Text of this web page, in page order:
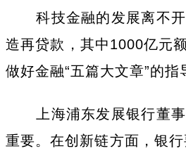
科技金融的发展离不
造再贷款，其中1000亿元
做好金融“五篇大文章”的
上海浦东发展银行董
重要。在创新链方面，银